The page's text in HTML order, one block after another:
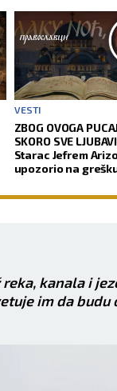
VESTI
ZBOG OVOGA
SKORO SVE
Starac Jefrem
upozorio na
kanala i
im da budu